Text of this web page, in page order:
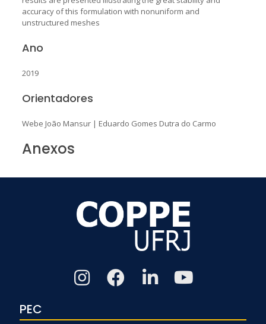
accuracy of this formulation with nonuniform and
unstructured meshes
Ano
2019
Orientadores
Webe João Mansur| Eduardo Gomes Dutra do Carmo
Anexos
PEC